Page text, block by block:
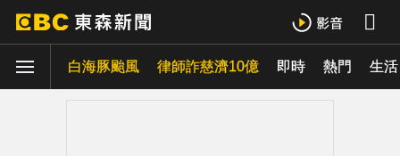
白海豚颱風 律師詐慈濟10億 即時 熱門 生活